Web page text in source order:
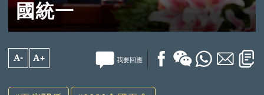
國統一
A- A+ 我要回應